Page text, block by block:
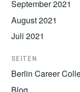
September 2021
August 2021
Juli 2021
SEITEN
Berlin Career
Blog